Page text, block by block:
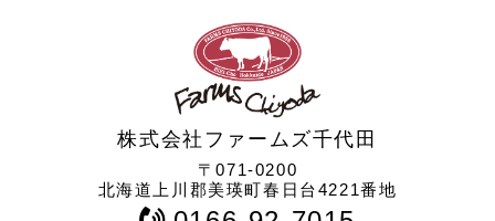
株式会社ファームズ千代田
〒071-0200
北海道上川郡美瑛町春日台4221番地